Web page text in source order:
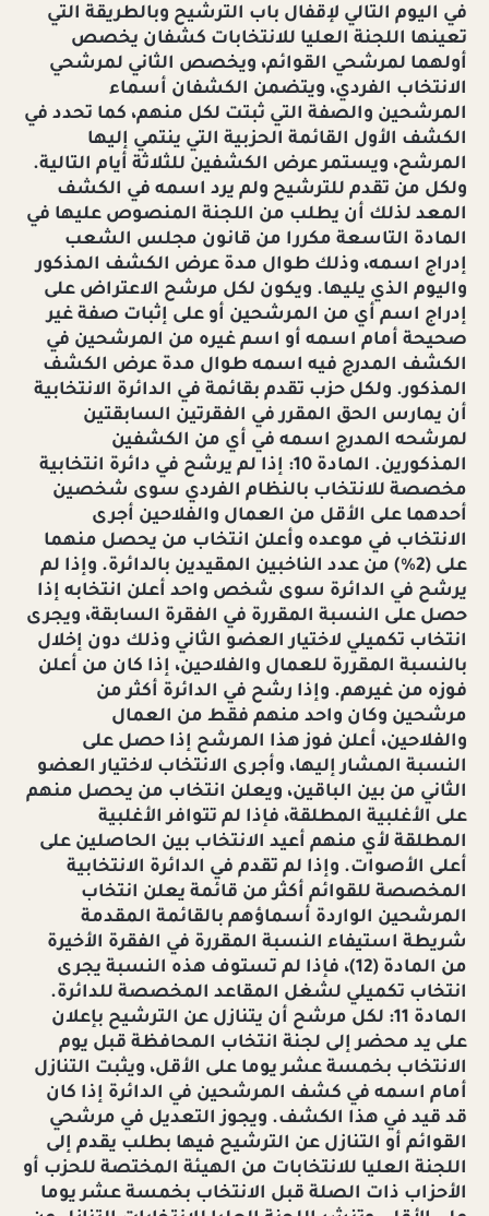
في اليوم التالي لإقفال باب الترشيح وبالطريقة التي
تعينها اللجنة العليا للانتخابات كشفان يخصص
أولهما لمرشحي القوائم، ويخصص الثاني لمرشحي
الانتخاب الفردي، ويتضمن الكشفان أسماء
المرشحين والصفة التي ثبتت لكل منهم، كما تحدد في
الكشف الأول القائمة الحزبية التي ينتمي إليها
المرشح، ويستمر عرض الكشفين للثلاثة أيام التالية.
ولكل من تقدم للترشيح ولم يرد اسمه في الكشف
المعد لذلك أن يطلب من اللجنة المنصوص عليها في
المادة التاسعة مكررا من قانون مجلس الشعب
إدراج اسمه، وذلك طوال مدة عرض الكشف المذكور
واليوم الذي يليها. ويكون لكل مرشح الاعتراض على
إدراج اسم أي من المرشحين أو على إثبات صفة غير
صحيحة أمام اسمه أو اسم غيره من المرشحين في
الكشف المدرج فيه اسمه طوال مدة عرض الكشف
المذكور. ولكل حزب تقدم بقائمة في الدائرة الانتخابية
أن يمارس الحق المقرر في الفقرتين السابقتين
لمرشحه المدرج اسمه في أي من الكشفين
المذكورين. المادة 10: إذا لم يرشح في دائرة انتخابية
مخصصة للانتخاب بالنظام الفردي سوى شخصين
أحدهما على الأقل من العمال والفلاحين أجرى
الانتخاب في موعده وأعلن انتخاب من يحصل منهما
على (2%) من عدد الناخبين المقيدين بالدائرة. وإذا لم
يرشح في الدائرة سوى شخص واحد أعلن انتخابه إذا
حصل على النسبة المقررة في الفقرة السابقة، ويجرى
انتخاب تكميلي لاختيار العضو الثاني وذلك دون إخلال
بالنسبة المقررة للعمال والفلاحين، إذا كان من أعلن
فوزه من غيرهم. وإذا رشح في الدائرة أكثر من
مرشحين وكان واحد منهم فقط من العمال
والفلاحين، أعلن فوز هذا المرشح إذا حصل على
النسبة المشار إليها، وأجرى الانتخاب لاختيار العضو
الثاني من بين الباقين، ويعلن انتخاب من يحصل منهم
على الأغلبية المطلقة، فإذا لم تتوافر الأغلبية
المطلقة لأي منهم أعيد الانتخاب بين الحاصلين على
أعلى الأصوات. وإذا لم تقدم في الدائرة الانتخابية
المخصصة للقوائم أكثر من قائمة يعلن انتخاب
المرشحين الواردة أسماؤهم بالقائمة المقدمة
شريطة استيفاء النسبة المقررة في الفقرة الأخيرة
من المادة (12)، فإذا لم تستوف هذه النسبة يجرى
انتخاب تكميلي لشغل المقاعد المخصصة للدائرة.
المادة 11: لكل مرشح أن يتنازل عن الترشيح بإعلان
على يد محضر إلى لجنة انتخاب المحافظة قبل يوم
الانتخاب بخمسة عشر يوما على الأقل، ويثبت التنازل
أمام اسمه في كشف المرشحين في الدائرة إذا كان
قد قيد في هذا الكشف. ويجوز التعديل في مرشحي
القوائم أو التنازل عن الترشيح فيها بطلب يقدم إلى
اللجنة العليا للانتخابات من الهيئة المختصة للحزب أو
الأحزاب ذات الصلة قبل الانتخاب بخمسة عشر يوما